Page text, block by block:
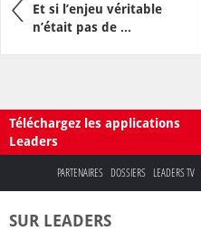
Et si l’enjeu véritable
n’était pas de ...
Téléchargez les applications
Leaders
PARTENAIRES DOSSIERS LEADERS TV
SUR LEADERS